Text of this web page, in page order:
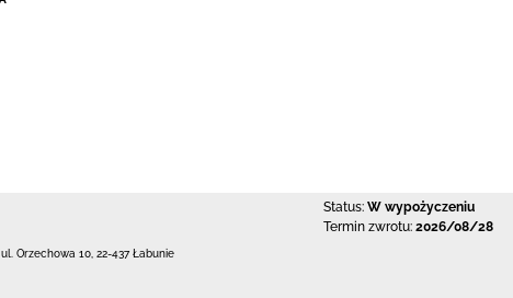
Status: W wypożyczeniu
Termin zwrotu: 2026/08/28
ul. Orzechowa 10 22-437 Łabunie